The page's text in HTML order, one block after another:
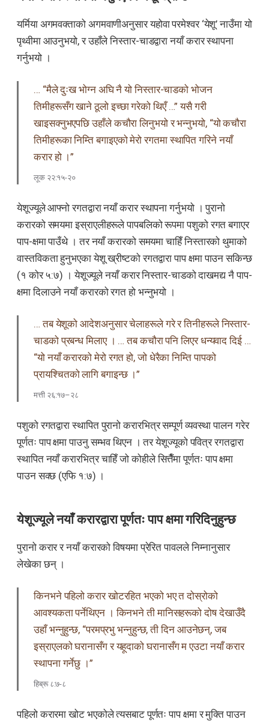
यर्मिया अगमवक्ताको अगमवाणीअनुसार यहोवा परमेश्वर ‘येशू’ नाउँमा यो
पृथ्वीमा आउनुभयो, र उहाँले निस्तार-चाडद्वारा नयाँ करार स्थापना
गर्नुभयो ।
… “मैले दुःख भोग्न अघि नै यो निस्तार-चाडको भोजन
तिमीहरूसँग खाने ठूलो इच्छा गरेको थिएँ …” यसै गरी
खाइसक्नुभएपछि उहाँले कचौरा लिनुभयो र भन्नुभयो, “यो कचौरा
तिमीहरूका निम्ति बगाइएको मेरो रगतमा स्थापित गरिने नयाँ
करार हो ।”
लूक २२:१५-२०
येशूज्यूले आफ्नो रगतद्वारा नयाँ करार स्थापना गर्नुभयो । पुरानो
करारको समयमा इस्राएलीहरूले पापबलिको रूपमा पशुको रगत बगाएर
पाप-क्षमा पाउँथे । तर नयाँ करारको समयमा चाहिँ निस्तारको थुमाको
वास्तविकता हुनुभएका येशू ख्रीष्टको रगतद्वारा पाप क्षमा पाउन सकिन्छ
(१ कोर ५:७) । येशूज्यूले नयाँ करार निस्तार-चाडको दाखमद्य नै पाप-
क्षमा दिलाउने नयाँ करारको रगत हो भन्नुभयो ।
… तब येशूको आदेशअनुसार चेलाहरूले गरे र तिनीहरूले निस्तार-
चाडको प्रबन्ध मिलाए । … तब कचौरा पनि लिएर धन्यवाद दिई …
“यो नयाँ करारको मेरो रगत हो, जो धेरैका निम्ति पापको
प्रायश्चितको लागि बगाइन्छ ।”
मत्ती २६:१७–२८
पशुको रगतद्वारा स्थापित पुरानो करारभित्र सम्पूर्ण व्यवस्था पालन गरेर
पूर्णतः पाप क्षमा पाउनु सम्भव थिएन । तर येशूज्यूको पवित्र रगतद्वारा
स्थापित नयाँ करारभित्र चाहिँ जो कोहीले सित्तैँमा पूर्णतः पाप क्षमा
पाउन सक्छ (एफि १:७) ।
येशूज्यूले नयाँ करारद्वारा पूर्णतः पाप क्षमा गरिदिनुहुन्छ
पुरानो करार र नयाँ करारको विषयमा प्रेरित पावलले निम्नानुसार
लेखेका छन् ।
किनभने पहिलो करार खोटरहित भएको भए त दोस्रोको
आवश्यकता पर्नेथिएन । किनभने ती मानिसहरूको दोष देखाउँदै
उहाँ भन्नुहुन्छ, “परमप्रभु भन्नुहुन्छ, ती दिन आउनेछन्, जब
इस्राएलको घरानासँग र यहूदाको घरानासँग म एउटा नयाँ करार
स्थापना गर्नेछु ।”
हिब्रू ८:७-८
पहिलो करारमा खोट भएकोले त्यसबाट पूर्णतः पाप क्षमा र मुक्ति पाउन